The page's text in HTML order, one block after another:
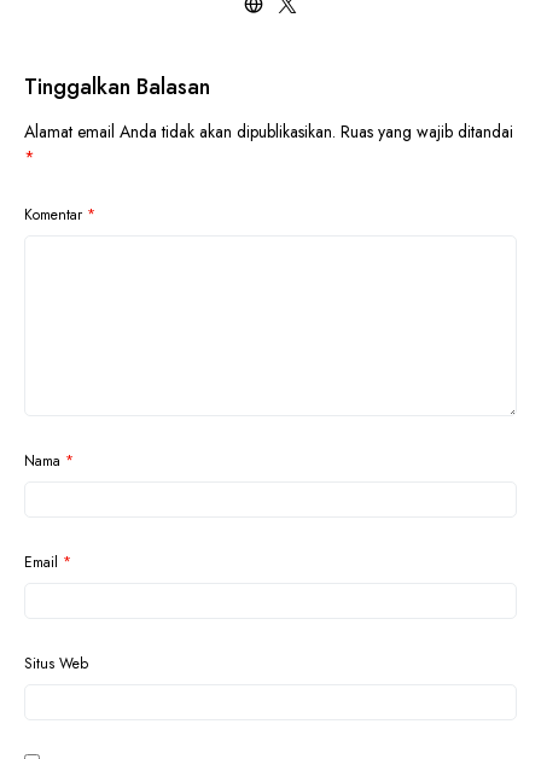
Tinggalkan Balasan
Alamat email Anda tidak akan dipublikasikan. Ruas yang wajib ditandai
*
Komentar *
Nama *
Email *
Situs Web